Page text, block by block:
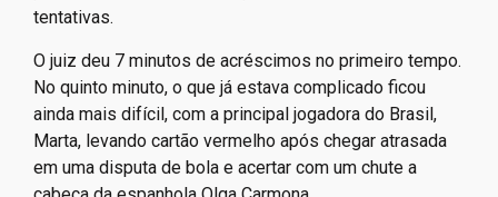
tentativas.
O juiz deu 7 minutos de acréscimos no primeiro tempo.
No quinto minuto, o que já estava complicado ficou
ainda mais difícil, com a principal jogadora do Brasil,
Marta, levando cartão vermelho após chegar atrasada
em uma disputa de bola e acertar com um chute a